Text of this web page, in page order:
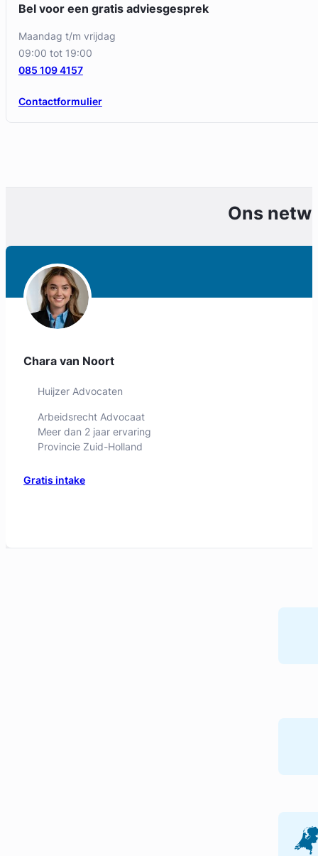
Bel voor een gratis adviesgesprek
maandag t/m vrijdag
09:00 tot 19:00
Contactformulier
085 109 4157
Ons